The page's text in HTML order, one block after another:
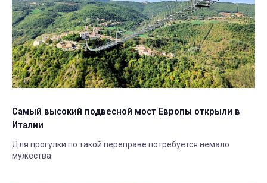
Самый высокий подвесной мост Европы открыли в
Италии
Для прогулки по такой переправе потребуется немало
мужества